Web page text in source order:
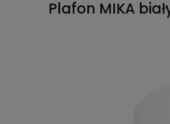
Plafon MIKA biały